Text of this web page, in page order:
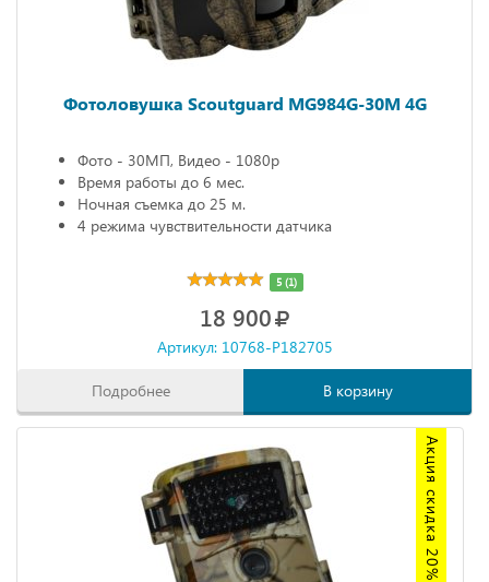
Фотоловушка Scoutguard MG984G-30M 4G
Фото - 30МП, Видео - 1080р
Время работы до 6 мес.
Ночная съемка до 25 м.
4 режима чувствительности датчика
5 (1)
18 900
Артикул: 10768-P182705
Подробнее В корзину
Акция скидка 20%